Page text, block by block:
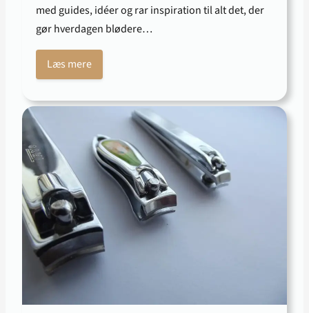
med guides, idéer og rar inspiration til alt det, der
gør hverdagen blødere…
Læs mere